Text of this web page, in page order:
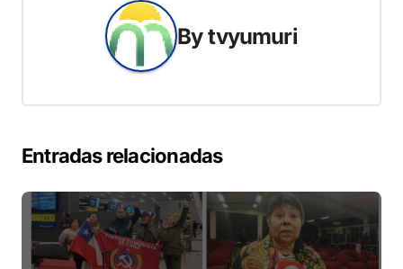
Bytvyumuri
Entradas relacionadas